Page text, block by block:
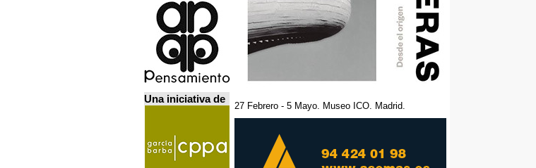
Una iniciativa de
27 Febrero - 5 Mayo. Museo ICO. Madrid.